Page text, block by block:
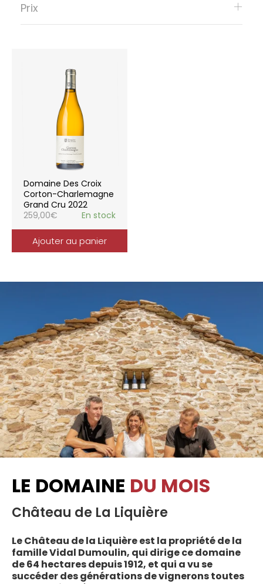
Domaine Des Croix
Corton-Charlemagne
Grand Cru 2022
259,00€ En stock
Ajouter au panier
Prix
LE DOMAINE DU MOIS
Château de La Liquière
Le Château de la Liquière est la propriété de la
famille Vidal Dumoulin, qui dirige ce domaine
de 64 hectares depuis 1912, et qui a vu se
succéder des générations de vignerons toutes